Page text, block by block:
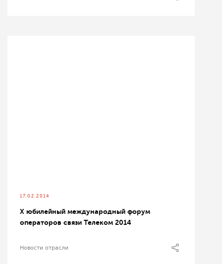
17.02.2014
X юбилейный международный форум
операторов связи Телеком 2014
Новости отрасли